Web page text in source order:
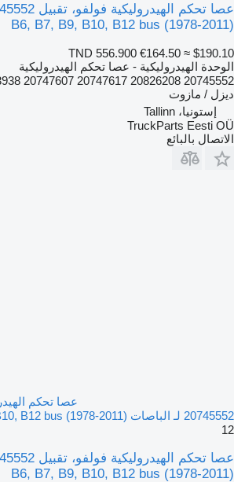
B6, B7, B9, B10, B12 bus (1978-2011)
TND 556.900 €164.50 ≈ $190.10
الوحدة الهيدروليكية - عصا تحكم الهيدروليكية
20745552 20826208 20747617 20747607 21043938 21480528
ديزل / مازوت
إستونيا، Tallinn
TruckParts Eesti OÜ
الاتصال بالبائع
عصا تحكم
20745552 لـ الباصات Volvo B6, B7, B9, B10, B12 bus (1978-2011)
12
B6, B7, B9, B10, B12 bus (1978-2011)